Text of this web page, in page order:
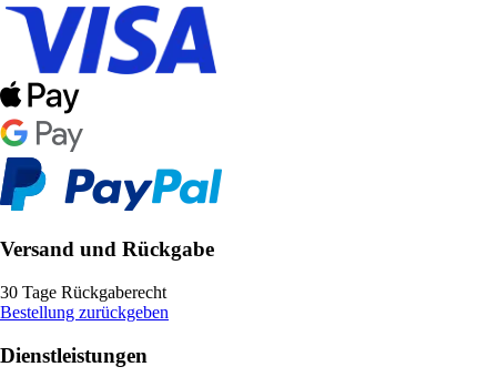
Versand und Rückgabe
30 Tage Rückgaberecht
Bestellung zurückgeben
Dienstleistungen